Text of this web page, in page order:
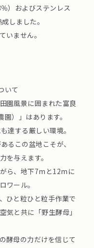
）およびステンレス
しました。
いません。
いて
園風景に囲まれた富良
）」はあります。
達する厳しい環境。
るこの盆地こそが、
を与えます。
ら、地下7mと12mに
ワール。
ひと粒ひと粒手作業で
気と共に「野生酵母」
酵母の力だけを信じて